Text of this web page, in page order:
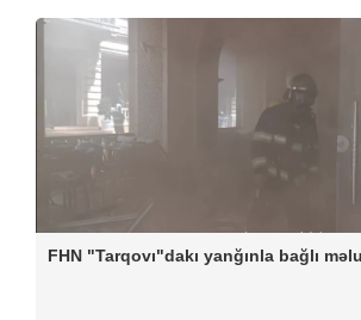
FHN "Tarqovı"dakı yanğınla bağlı